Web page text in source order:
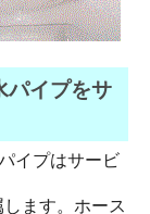
パイプをサ
イプはサービ
ます。ホース